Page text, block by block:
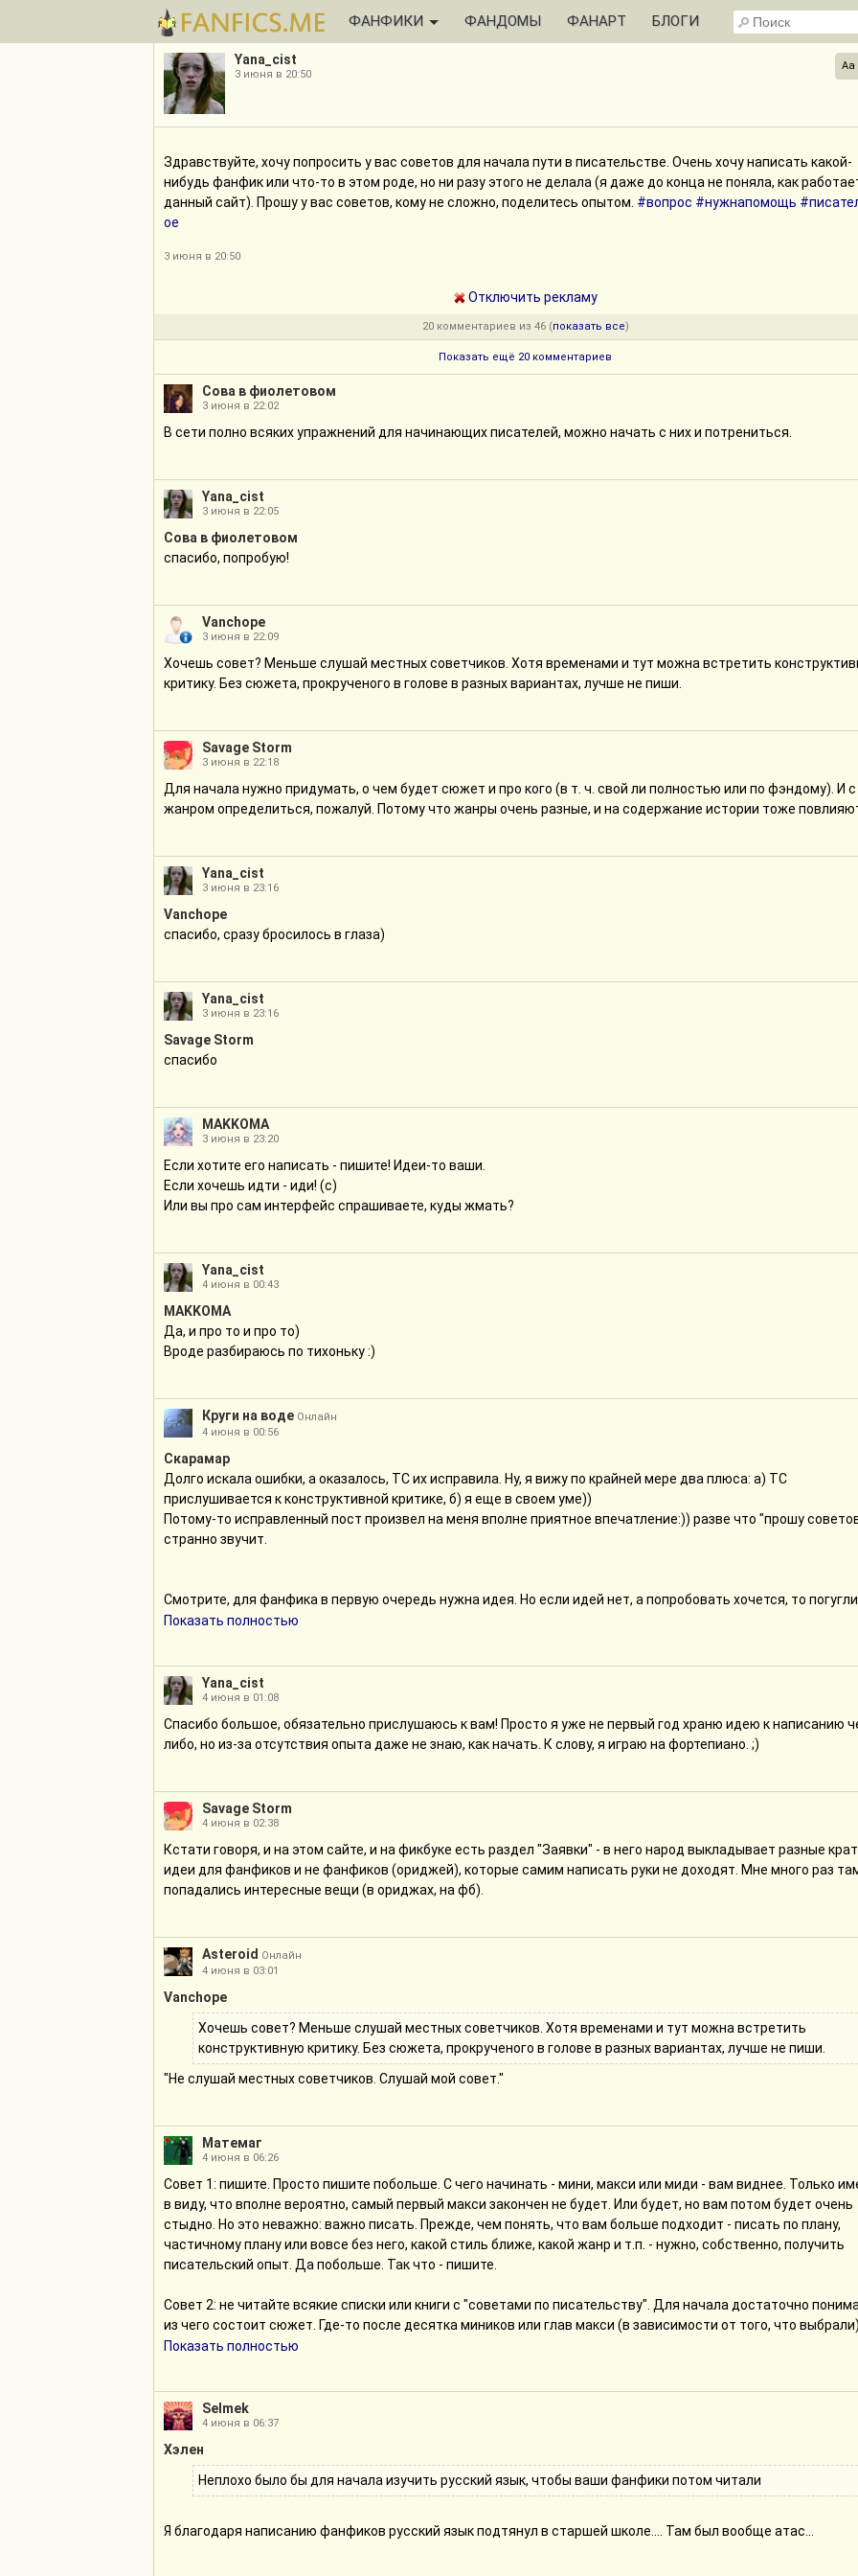
ФАНФИКИ ФАНДОМЫ ФАНАРТ БЛОГИ
Yana_cist
3 июня в 20:50
Aa
Здравствуйте, хочу попросить у вас советов для начала пути в писательстве. Очень хочу написать какой-
нибудь фанфик или что-то в этом роде, но ни разу этого не делала (я даже до конца не поняла, как
данный сайт). Прошу у вас советов, кому не сложно, поделитесь опытом. #вопрос #нужнапомощь
ое
3 июня в 20:50
Отключить рекламу
20 комментариев из 46 (показать все)
Показать ещё 20 комментариев
Сова в фиолетовом
3 июня в 22:02
В сети полно всяких упражнений для начинающих писателей, можно начать с них и потрениться.
Yana_cist
3 июня в 22:05
Сова в фиолетовом
спасибо, попробую!
Vanchope
3 июня в 22:09
Хочешь совет? Меньше слушай местных советчиков. Хотя временами и тут можна встретить
критику. Без сюжета, прокрученого в голове в разных вариантах, лучше не пиши.
Savage Storm
3 июня в 22:18
Для начала нужно придумать, о чем будет сюжет и про кого (в т. ч. свой ли полностью или по фэндому). И с
жанром определиться, пожалуй. Потому что жанры очень разные, и на содержание истории тоже
Yana_cist
3 июня в 23:16
Vanchope
спасибо, сразу бросилось в глаза)
Yana_cist
3 июня в 23:16
Savage Storm
спасибо
MAKKOMA
3 июня в 23:20
Если хотите его написать - пишите! Идеи-то ваши.
Если хочешь идти - иди! (с)
Или вы про сам интерфейс спрашиваете, куды жмать?
Yana_cist
4 июня в 00:43
MAKKOMA
Да, и про то и про то)
Вроде разбираюсь по тихоньку :)
Круги на воде Онлайн
4 июня в 00:56
Скарамар
Долго искала ошибки, а оказалось, ТС их исправила. Ну, я вижу по крайней мере два плюса: а) ТС
прислушивается к конструктивной критике, б) я еще в своем уме))
Потому-то исправленный пост произвел на меня вполне приятное впечатление:)) разве что "прошу
странно звучит.
Смотрите, для фанфика в первую очередь нужна идея. Но если идей нет, а попробовать хочется, то
идеи или задания для писателей, выберите какое-нибудь и попробуйте написать текст.
рисование. Если он не будет потом кричать, что написал шедевр, то почему бы и нет?
Писать лучше всего в ворде, сразу на сайте не стоит - любой сайт всегда может заглючить, и все
тому же первые пробы пера очень не советую показывать публике. Покажите кому-то одному, желательно
Начинать лучше с маленьких текстов.
Если решите писать более-менее всерьез (под этим я подразумеваю - писать и выкладывать, чтобы кто-
прочитал, а не чисто для себя "в стол", то есть на компе), то подтяните русский.
Читать тоже надо, чем больше, тем лучше. Но, кстати, я считаю, что можно и фанфики. На фанфиках можно
многому, но надо читать хорошие фанфики. Например, пройтись по популярным авторам в ГП, здесь много
талантливых фикрайтеров.
Показать полностью
Yana_cist
4 июня в 01:08
Спасибо большое, обязательно прислушаюсь к вам! Просто я уже не первый год храню идею к написанию
либо, но из-за отсутствия опыта даже не знаю, как начать. К слову, я играю на фортепиано. ;)
Savage Storm
4 июня в 02:38
Кстати говоря, и на этом сайте, и на фикбуке есть раздел "Заявки" - в него народ выкладывает разные
идеи для фанфиков и не фанфиков (ориджей), которые самим написать руки не доходят. Мне много раз
попадались интересные вещи (в ориджах, на фб).
Asteroid Онлайн
4 июня в 03:01
Vanchope
Хочешь совет? Меньше слушай местных советчиков. Хотя временами и тут можна встретить
конструктивную критику. Без сюжета, прокрученого в голове в разных вариантах, лучше не пиши.
"Не слушай местных советчиков. Слушай мой совет."
Матемаг
4 июня в 06:26
Совет 1: пишите. Просто пишите побольше. С чего начинать - мини, макси или миди - вам виднее. Только
в виду, что вполне вероятно, самый первый макси закончен не будет. Или будет, но вам потом будет очень
стыдно. Но это неважно: важно писать. Прежде, чем понять, что вам больше подходит - писать по плану,
частичному плану или вовсе без него, какой стиль ближе, какой жанр и т.п. - нужно, собственно, получить
писательский опыт. Да побольше. Так что - пишите.
Совет 2: не читайте всякие списки или книги с "советами по писательству". Для начала достаточно
из чего состоит сюжет. Где-то после десятка миников или глав макси (в зависимости от того, что
гляньте "Поэтику композиции" Успенского - это о точках зрения, всегда полезно, но опять же, не насилуйте
нет опыта - легчайше запорите себе сам процесс, формирование своего стиля, различные навыки. Всё
идти своим чередом. Чувства меры у вас в начале тоже не будет, но это нормально.
Совет 3: не ударяйтесь в идеальность и суперпуперредакторство. Не надо переписывать одну и ту же
рассказ, абзац двести раз. Править можно и желательно, переписывать иногда надо - но не бесконечно.
потратить то же самое время и получить только 1 отличный. Вы не просто забиваете на качество - вы
Показать полностью
Selmek
4 июня в 06:37
Хэлен
Неплохо было бы для начала изучить русский язык, чтобы ваши фанфики потом читали
Я благодаря написанию фанфиков русский язык подтянул в старшей школе.... Там был вообще атас...